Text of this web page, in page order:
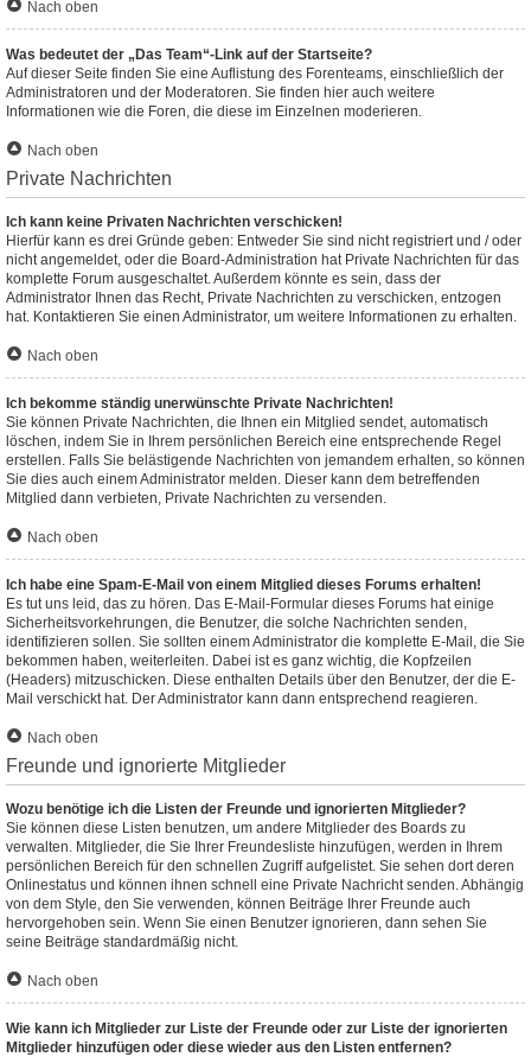
Nach oben
Was bedeutet der „Das Team“-Link auf der Startseite?
Auf dieser Seite finden Sie eine Auflistung des Forenteams, einschließlich der
Administratoren und der Moderatoren. Sie finden hier auch weitere
Informationen wie die Foren, die diese im Einzelnen moderieren.
Nach oben
Private Nachrichten
Ich kann keine Privaten Nachrichten verschicken!
Hierfür kann es drei Gründe geben: Entweder Sie sind nicht registriert und / oder
nicht angemeldet, oder die Board-Administration hat Private Nachrichten für das
komplette Forum ausgeschaltet. Außerdem könnte es sein, dass der
Administrator Ihnen das Recht, Private Nachrichten zu verschicken, entzogen
hat. Kontaktieren Sie einen Administrator, um weitere Informationen zu erhalten.
Nach oben
Ich bekomme ständig unerwünschte Private Nachrichten!
Sie können Private Nachrichten, die Ihnen ein Mitglied sendet, automatisch
löschen, indem Sie in Ihrem persönlichen Bereich eine entsprechende Regel
erstellen. Falls Sie belästigende Nachrichten von jemandem erhalten, so können
Sie dies auch einem Administrator melden. Dieser kann dem betreffenden
Mitglied dann verbieten, Private Nachrichten zu versenden.
Nach oben
Ich habe eine Spam-E-Mail von einem Mitglied dieses Forums erhalten!
Es tut uns leid, das zu hören. Das E-Mail-Formular dieses Forums hat einige
Sicherheitsvorkehrungen, die Benutzer, die solche Nachrichten senden,
identifizieren sollen. Sie sollten einem Administrator die komplette E-Mail, die Sie
bekommen haben, weiterleiten. Dabei ist es ganz wichtig, die Kopfzeilen
(Headers) mitzuschicken. Diese enthalten Details über den Benutzer, der die E-
Mail verschickt hat. Der Administrator kann dann entsprechend reagieren.
Nach oben
Freunde und ignorierte Mitglieder
Wozu benötige ich die Listen der Freunde und ignorierten Mitglieder?
Sie können diese Listen benutzen, um andere Mitglieder des Boards zu
verwalten. Mitglieder, die Sie Ihrer Freundesliste hinzufügen, werden in Ihrem
persönlichen Bereich für den schnellen Zugriff aufgelistet. Sie sehen dort deren
Onlinestatus und können ihnen schnell eine Private Nachricht senden. Abhängig
von dem Style, den Sie verwenden, können Beiträge Ihrer Freunde auch
hervorgehoben sein. Wenn Sie einen Benutzer ignorieren, dann sehen Sie
seine Beiträge standardmäßig nicht.
Nach oben
Wie kann ich Mitglieder zur Liste der Freunde oder zur Liste der ignorierten
Mitglieder hinzufügen oder diese wieder aus den Listen entfernen?